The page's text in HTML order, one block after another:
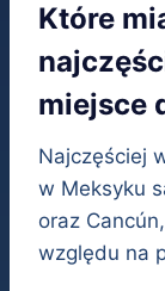
Które
miejsce
Najczęściej
w Meksyku
oraz
względu na